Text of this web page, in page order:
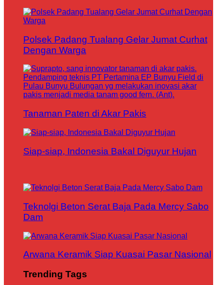
Polsek Padang Tualang Gelar Jumat Curhat
Dengan Warga
Tanaman Paten di Akar Pakis
Siap-siap, Indonesia Bakal Diguyur Hujan
Teknolgi Beton Serat Baja Pada Mercy Sabo
Dam
Arwana Keramik Siap Kuasai Pasar Nasional
Trending Tags